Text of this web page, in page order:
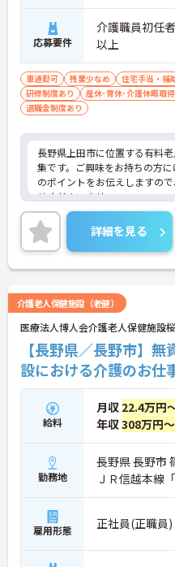
応募要件
介護職員初任
以上
車通勤可 残業少なめ 住宅手当・補
研修制度あり
産休･育休･介護休暇取
退職金制度あり
長野県上田市に位置する有料
集です。ご興味をお持ちの方
のポイントをお伝えしますの
せくださいませ。
詳細を見る
介護老人保健施設（老健）
医療法人博人会介護老人保健施設
【長野県／長野市】
設における介護のお
給料
月収 22.4万円
年収308万円
勤務地
長野県 長野市
ＪＲ信越本線
雇用形態 正社員(正職員)